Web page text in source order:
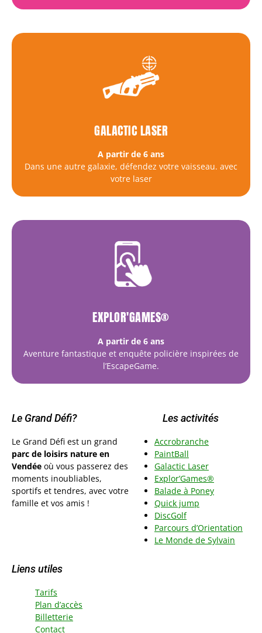
GALACTIC LASER
A partir de 6 ans
Dans une autre galaxie, défendez votre vaisseau. avec
votre laser
EXPLOR'GAMES®
A partir de 6 ans
Aventure fantastique et enquête policière inspirées de
l’EscapeGame.
Le Grand Défi?
Le Grand Défi est un grand
parc de loisirs nature en
Vendée où vous passerez des
moments inoubliables,
sportifs et tendres, avec votre
famille et vos amis !
Les activités
Accrobranche
PaintBall
Galactic Laser
Explor’Games®
Balade à Poney
Quick jump
DiscGolf
Parcours d’Orientation
Le Monde de Sylvain
Liens utiles
Tarifs
Plan d’accès
Billetterie
Contact